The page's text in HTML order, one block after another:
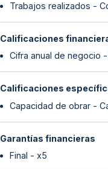
Trabajos realizados -
Calificaciones
Cifra anual de negocio
Calificaciones
Capacidad de obrar -
Garantías financieras
Final - x5